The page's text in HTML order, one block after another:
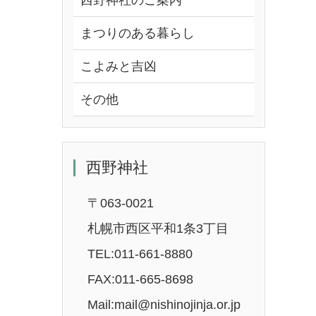
まつりのある暮らし
こよみと吉凶
その他
西野神社
〒063-0021
札幌市西区平和1条3丁目
TEL:011-661-8880
FAX:011-665-8698
Mail:mail@nishinojinja.or.jp